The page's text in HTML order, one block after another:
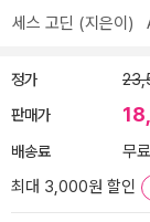
세스 고딘 (지은이)
정가
판매가
배송료
무료
최대 3,000원 할인